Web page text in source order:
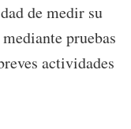
de medir su
pruebas
actividades